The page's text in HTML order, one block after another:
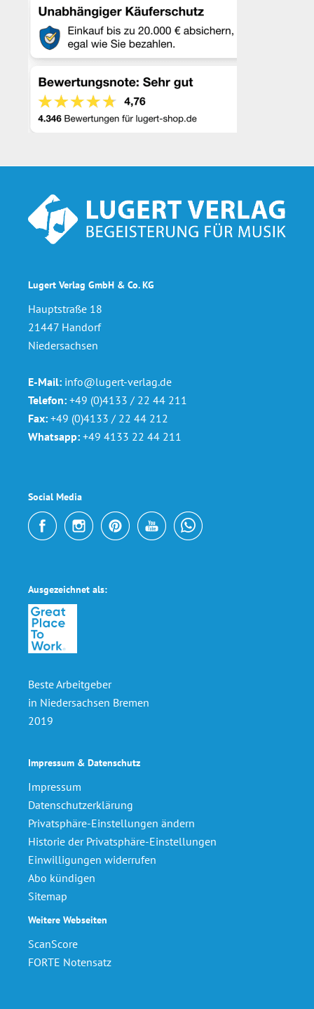
Lugert Verlag GmbH & Co. KG
Hauptstraße 18
21447 Handorf
Niedersachsen
E-Mail: info@lugert-verlag.de
Telefon: +49 (0)4133 / 22 44 211
Fax: +49 (0)4133 / 22 44 212
Whatsapp: +49 4133 22 44 211
Social Media
Ausgezeichnet als:
Beste Arbeitgeber
in Niedersachsen Bremen
2019
Impressum & Datenschutz
Impressum
Datenschutzerklärung
Privatsphäre-Einstellungen ändern
Historie der Privatsphäre-Einstellungen
Einwilligungen widerrufen
Abo kündigen
Sitemap
Weitere Webseiten
ScanScore
FORTE Notensatz